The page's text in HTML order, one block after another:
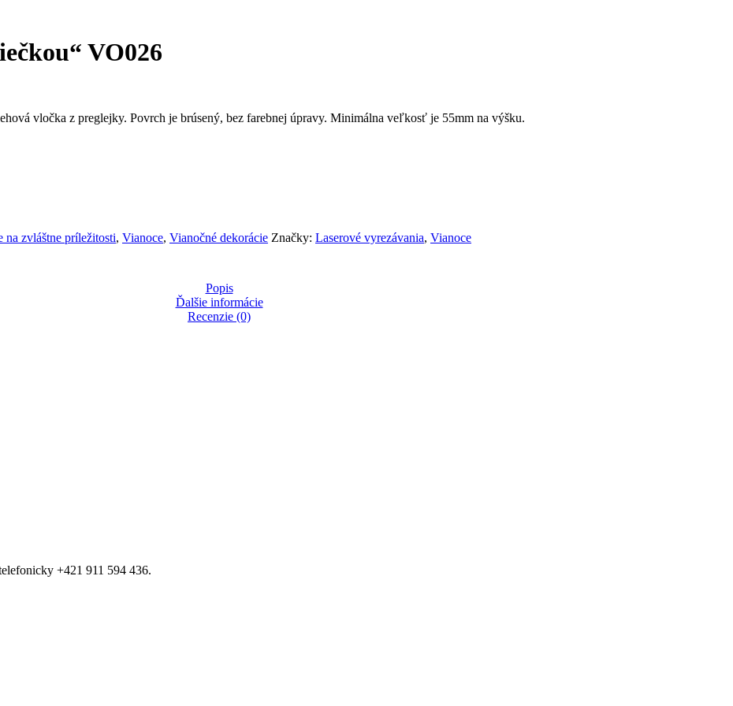
VO026
vločka z preglejky. Povrch je brúsený, bez farebnej úpravy. Minimálna veľkosť je 55mm na výšku.
na zvláštne príležitosti, Vianoce, Vianočné dekorácie Značky: Laserové vyrezávania, Vianoce
Popis
Ďalšie informácie
Recenzie (0)
+421 911 594 436.